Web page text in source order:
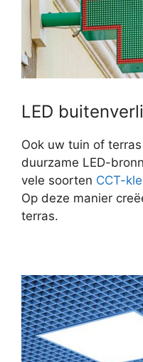
LED
Ook uw tuin of
duurzame LED-
vele soorten CCT-
Op deze manier
terras.